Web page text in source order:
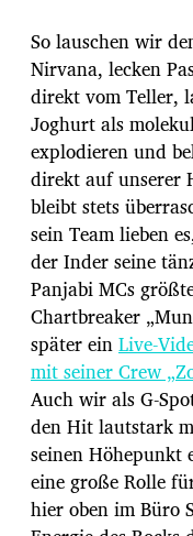
So lauschen wir
Nirvana, lecken
direkt vom Teller,
Joghurt als
explodieren und
direkt auf unserer
bleibt stets
sein Team lieben
der Inder seine
Panjabi MCs
Chartbreaker
später einLive-
mit seiner Crew
Auch wir als G-
den Hit lautstark
seinen
eine große Rolle
hier oben im Büro